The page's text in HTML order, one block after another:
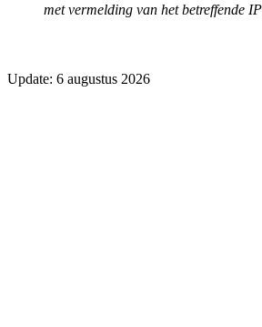
met vermelding van het betreffende
Update: 6 augustus 2026